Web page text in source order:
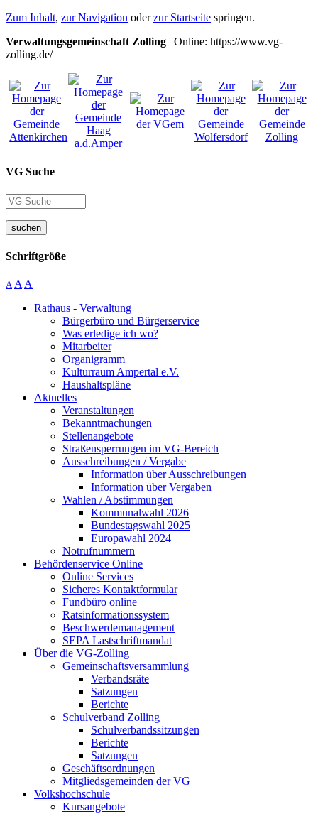
Zum Inhalt, zur Navigation oderzur Startseite springen.
Verwaltungsgemeinschaft Zolling | Online: https://www.vg-
zolling.de/
VG Suche
suchen
Schriftgröße
A A A
Rathaus - Verwaltung
Bürgerbüro und Bürgerservice
Was erledige ich wo?
Mitarbeiter
Organigramm
Kulturraum Ampertal e.V.
Haushaltspläne
Aktuelles
Veranstaltungen
Bekanntmachungen
Stellenangebote
Straßensperrungen im VG-Bereich
Ausschreibungen / Vergabe
Information über Ausschreibungen
Information über Vergaben
Wahlen / Abstimmungen
Kommunalwahl 2026
Bundestagswahl 2025
Europawahl 2024
Notrufnummern
Behördenservice Online
Online Services
Sicheres Kontaktformular
Fundbüro online
Ratsinformationssystem
Beschwerdemanagement
SEPA Lastschriftmandat
Über die VG-Zolling
Gemeinschaftsversammlung
Verbandsräte
Satzungen
Berichte
Schulverband Zolling
Schulverbandssitzungen
Berichte
Satzungen
Geschäftsordnungen
Mitgliedsgemeinden der VG
Volkshochschule
Kursangebote